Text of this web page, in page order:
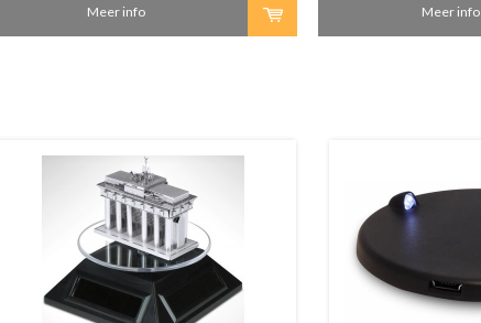
Meer info Meer info